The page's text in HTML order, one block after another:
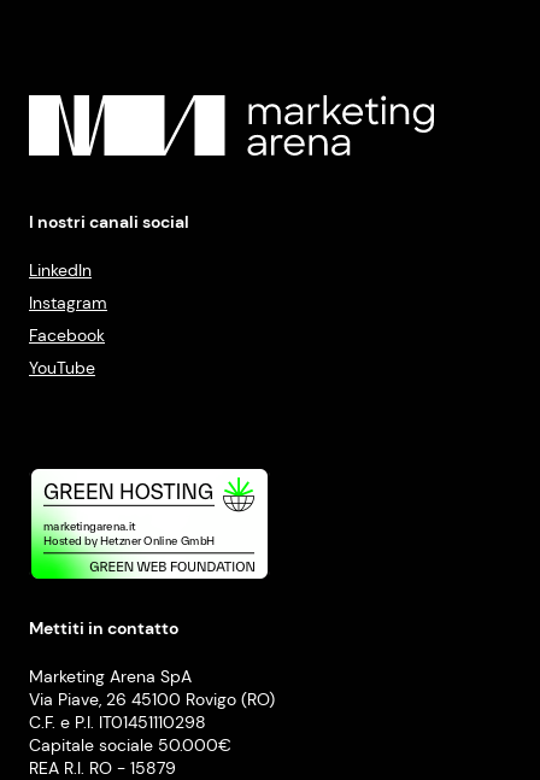
I nostri canali social
LinkedIn
Instagram
Facebook
YouTube
Mettiti in contatto
Marketing Arena SpA
Via Piave, 26 45100 Rovigo (RO)
C.F. e P.I. IT01451110298
Capitale sociale 50.000€
REA R.I. RO - 15879